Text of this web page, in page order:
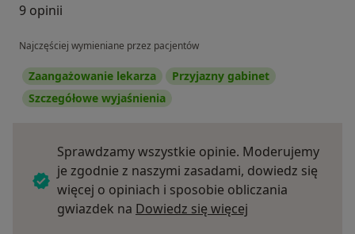
9 opinii
Najczęściej wymieniane przez pacjentów
Zaangażowanie lekarza
Przyjazny gabinet
Szczegółowe wyjaśnienia
Sprawdzamy wszystkie opinie. Moderujemy
je zgodnie z naszymi zasadami, dowiedz się
więcej o opiniach i sposobie obliczania
gwiazdek na Dowiedz się więcej